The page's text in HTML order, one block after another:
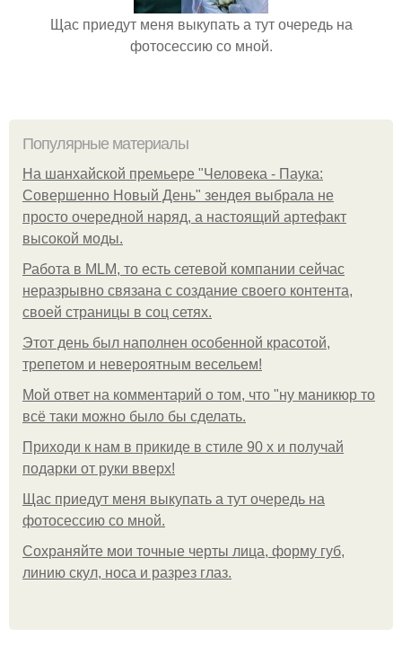
Щас приедут меня выкупать а тут очередь на
фотосессию со мной.
Популярные материалы
На шанхайской премьере "Человека - Паука:
Совершенно Новый День" зендея выбрала не
просто очередной наряд, а настоящий артефакт
высокой моды.
Работа в MLM, то есть сетевой компании сейчас
неразрывно связана с создание своего контента,
своей страницы в соц сетях.
Этот день был наполнен особенной красотой,
трепетом и невероятным весельем!
Мой ответ на комментарий о том, что "ну маникюр то
всё таки можно было бы сделать.
Приходи к нам в прикиде в стиле 90 х и получай
подарки от руки вверх!
Щас приедут меня выкупать а тут очередь на
фотосессию со мной.
Сохраняйте мои точные черты лица, форму губ,
линию скул, носа и разрез глаз.